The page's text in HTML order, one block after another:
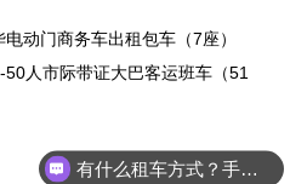
动门商务车出租包车（7座）
人市际带证大巴客运班车（51
有什么租车方式？手续麻烦吗？